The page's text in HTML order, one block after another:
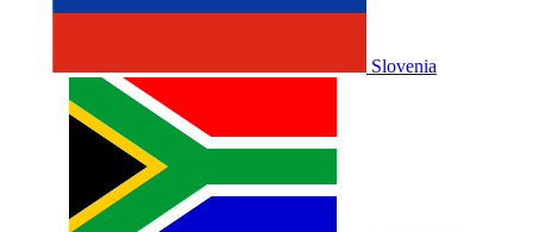
Slovenia